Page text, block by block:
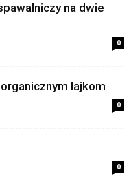
na dwie
0
lajkom
0
0